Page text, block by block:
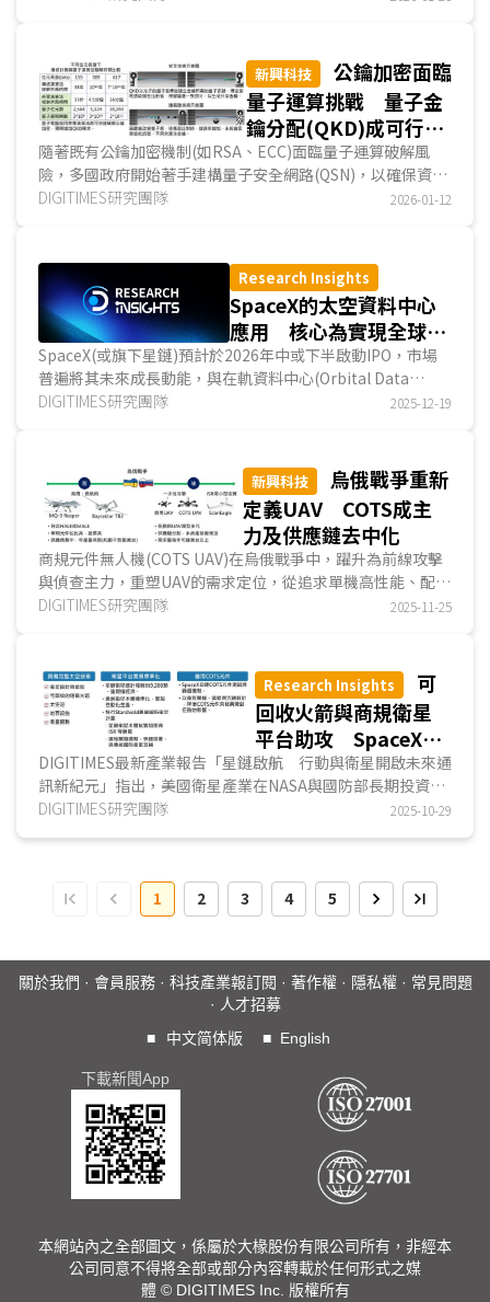
容量的限制，用以彌補部分地區光纖建設的不足，並提升資料
中心在跨區與跨洲情境下的傳輸效率與網路韌性。在貝佐斯
(Jeff Bezos)長期投資支持下，Blue Origin亦將業務重心從可
重複使用火箭與商業發射服務，擴展至太空通訊。...
新興科技
公鑰加密面臨
量子運算挑戰 量子金
鑰分配(QKD)成可行選
項
隨著既有公鑰加密機制(如RSA、ECC)面臨量子運算破解風
險，多國政府開始著手建構量子安全網路(QSN)，以確保資安
機制不受量子運算威脅。量子金鑰分配(QKD)因具備可偵測竊
DIGITIMES研究團隊 2026-01-12
Research Insights
SpaceX的太空資料中心
應用 核心為實現全球
D2D服務
SpaceX(或旗下星鏈)預計於2026年中或下半啟動IPO，市場
普遍將其未來成長動能，與在軌資料中心(Orbital Data
Centers)或太空資料中心(Space-based Data Centers)連
讓衛星具備在軌運算能力，進而形成支撐全球D2D服務所需的
智慧網路(network intelligence)。...
DIGITIMES研究團隊 2025-12-19
新興科技
烏俄戰爭重新
定義UAV COTS成主
力及供應鏈去中化
商規元件無人機(COTS UAV)在烏俄戰爭中，躍升為前線攻擊
與偵查主力，重塑UAV的需求定位，從追求單機高性能、配置
專屬發射台與專人操控的設計模式，轉向能規模量產、易於操
始加速推動在地化生產，並要求採用非中國供應鏈，例如美國
放寬UAV採購規範並增加Blue sUAS名單；歐盟在《2030備戰
藍圖》中強調UAV產能自主，印度則以國產化政策發展在地
UAV製造。...
DIGITIMES研究團隊 2025-11-25
Research Insights
可
回收火箭與商規衛星
平台助攻 SpaceX鞏
固低軌衛星霸主地位
DIGITIMES最新產業報告「星鏈啟航 行動與衛星開啟未來通
訊新紀元」指出，美國衛星產業在NASA與國防部長期投資下
發展近70年，SpaceX早期亦受惠於NASA商業補給...
DIGITIMES研究團隊 2025-10-29
1 2 3 4 5
關於我們 · 會員服務· 科技產業報訂閱 · 著作權· 隱私權· 常見問題
· 人才招募
■
中文简体版 ■ English
下載新聞App
本網站內之全部圖文，係屬於大椽股份有限公司所有，非經本
公司同意不得將全部或部分內容轉載於任何形式之媒
體 © DIGITIMES Inc. 版權所有